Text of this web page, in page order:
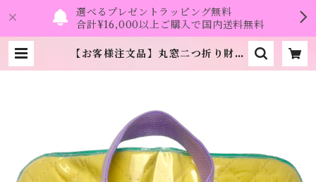
選べるプレゼントラッピング無料
合計¥16,000以上ご購入で国内送料無料
【お客様注文品】丸窓二つ折り財布